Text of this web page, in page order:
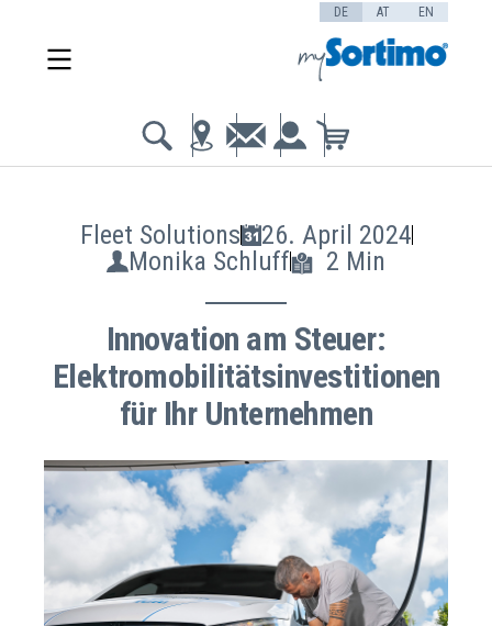
DE AT EN
Fleet Solutions
26. April 2024
Monika Schluff
2 Min
Innovation am Steuer:
Elektromobilitätsinvestitionen
für Ihr Unternehmen